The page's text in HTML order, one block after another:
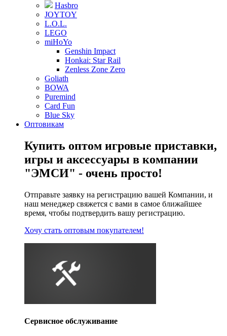
Hasbro
JOYTOY
L.O.L.
LEGO
miHoYo
Genshin Impact
Honkai: Star Rail
Zenless Zone Zero
Goliath
BOWA
Puremind
Card Fun
Blue Sky
Оптовикам
Купить оптом игровые приставки,
игры и аксессуары в компании
"ЭМСИ" - очень просто!
Отправьте заявку на регистрацию вашей Компании, и
наш менеджер свяжется с вами в самое ближайшее
время, чтобы подтвердить вашу регистрацию.
Хочу стать оптовым покупателем!
Сервисное обслуживание